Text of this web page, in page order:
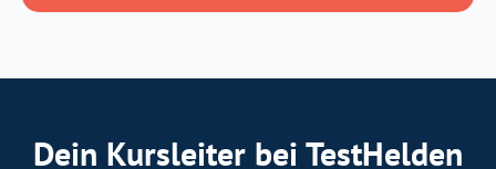
Dein Kursleiter bei TestHelden